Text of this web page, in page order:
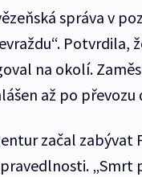
správa v
Potvrdila,
na okolí.
až po převozu
začal zabývat
„Smrt